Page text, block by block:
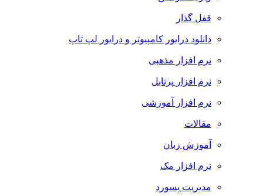
قفل گذار
دانلود درایور کامپیوتر و درایور لپ تاپ
نرم افزار مذهبی
نرم افزار پرتابل
نرم افزار آموزشی
مقالات
آموزش زبان
نرم افزار مک
مدیریت پسورد